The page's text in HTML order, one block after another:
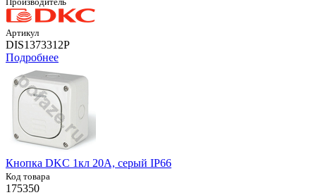
Артикул
DIS1373312P
Подробнее
Кнопка DKC 1кл 20А, серый IP66
Код товара
175350